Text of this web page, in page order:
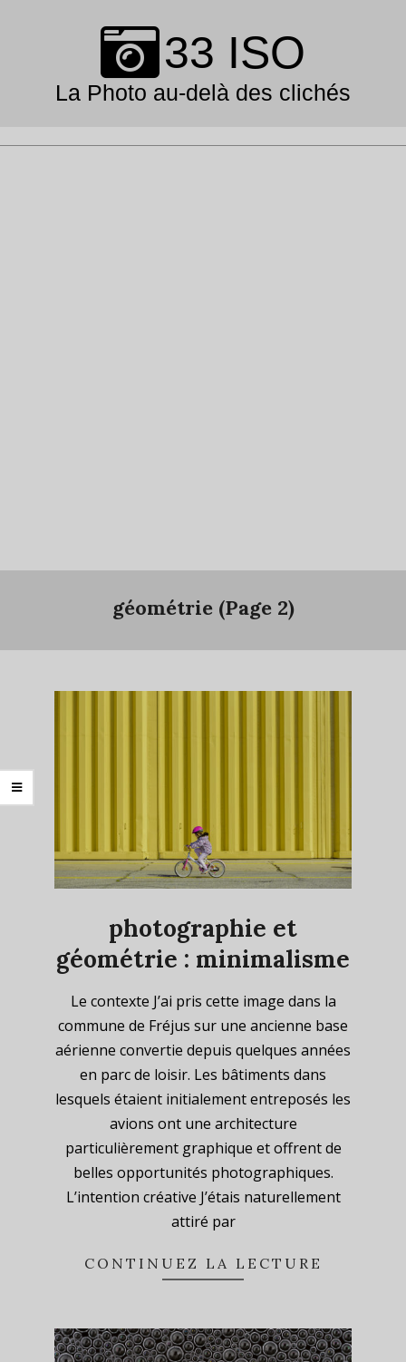
33 ISO
La Photo au-delà des clichés
Primary
géométrie (Page 2)
photographie et
géométrie : minimalisme
08-
31
Le contexte J’ai pris cette image dans la
commune de Fréjus sur une ancienne base
aérienne convertie depuis quelques années
en parc de loisir. Les bâtiments dans
lesquels étaient initialement entreposés les
avions ont une architecture
particulièrement graphique et offrent de
belles opportunités photographiques.
L’intention créative J’étais naturellement
attiré par
CONTINUEZ LA LECTURE